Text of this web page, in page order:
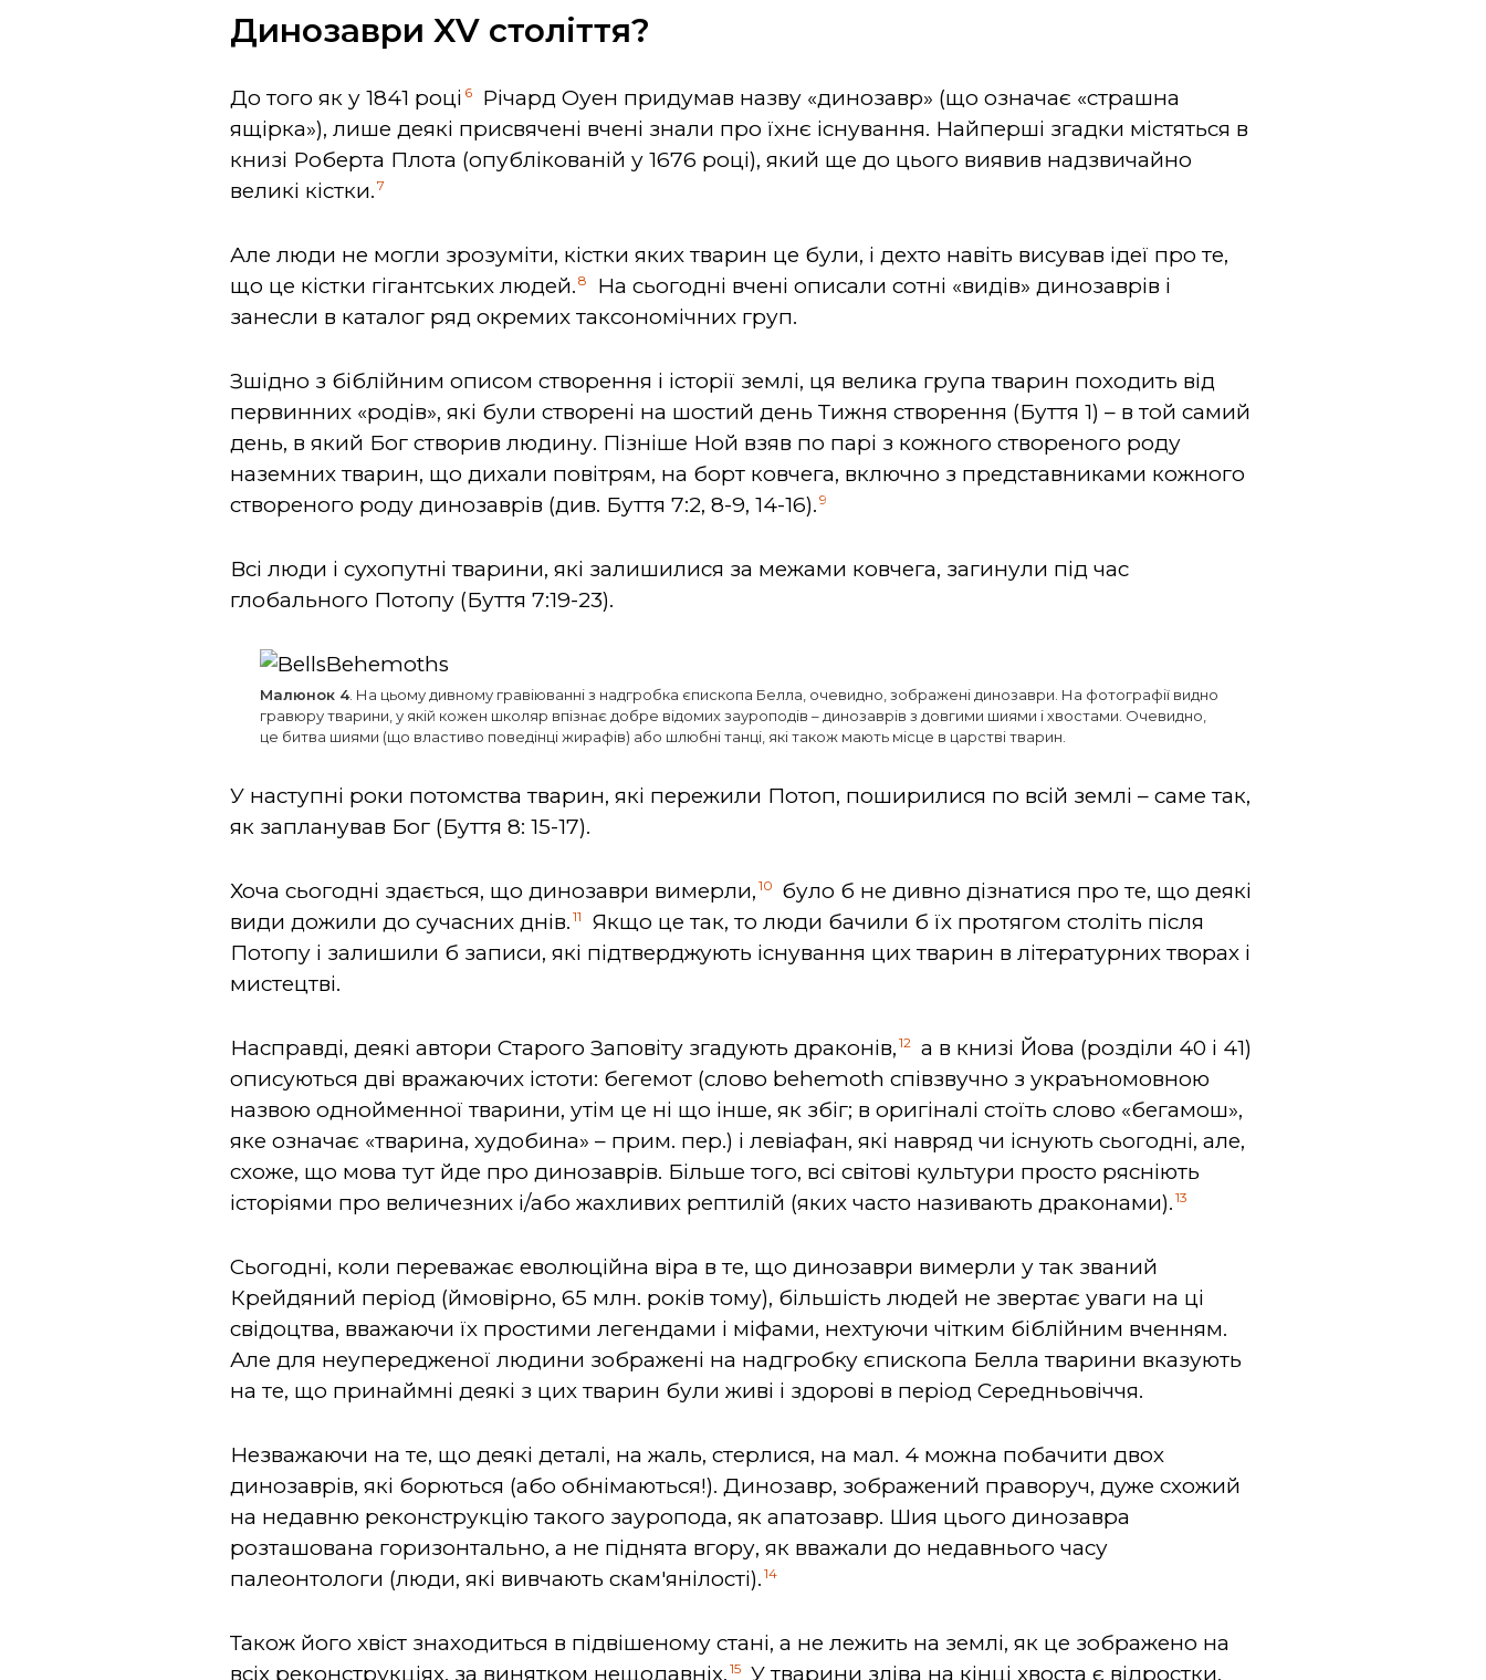
Динозаври XV століття?
До того як у 1841 році 6
Річард Оуен придумав назву «динозавр» (що означає «страшна
ящірка»), лише деякі присвячені вчені знали про їхнє існування. Найперші згадки містяться в
книзі Роберта Плота (опублікованій у 1676 році), який ще до цього виявив надзвичайно
великі кістки. 7
Але люди не могли зрозуміти, кістки яких тварин це були, і дехто навіть висував ідеї про те,
що це кістки гігантських людей. 8
На сьогодні вчені описали сотні «видів» динозаврів і
занесли в каталог ряд окремих таксономічних груп.
Зшідно з біблійним описом створення і історії землі, ця велика група тварин походить від
первинних «родів», які були створені на шостий день Тижня створення (Буття 1) – в той самий
день, в який Бог створив людину. Пізніше Ной взяв по парі з кожного створеного роду
наземних тварин, що дихали повітрям, на борт ковчега, включно з представниками кожного
створеного роду динозаврів (див. Буття 7:2, 8-9, 14-16). 9
Всі люди і сухопутні тварини, які залишилися за межами ковчега, загинули під час
глобального Потопу (Буття 7:19-23).
Малюнок 4. На цьому дивному гравіюванні з надгробка єпископа Белла, очевидно, зображені динозаври. На фотографії видно
гравюру тварини, у якій кожен школяр впізнає добре відомих зауроподів – динозаврів з довгими шиями і хвостами. Очевидно,
це битва шиями (що властиво поведінці жирафів) або шлюбні танці, які також мають місце в царстві тварин.
У наступні роки потомства тварин, які пережили Потоп, поширилися по всій землі – саме так,
як запланував Бог (Буття 8: 15-17).
Хоча сьогодні здається, що динозаври вимерли, 10
було б не дивно дізнатися про те, що деякі
види дожили до сучасних днів. 11
Якщо це так, то люди бачили б їх протягом століть після
Потопу і залишили б записи, які підтверджують існування цих тварин в літературних творах і
мистецтві.
Насправді, деякі автори Старого Заповіту згадують драконів, 12
а в книзі Йова (розділи 40 і 41)
описуються дві вражаючих істоти: бегемот (слово behemoth співзвучно з украъномовною
назвою однойменної тварини, утім це ні що інше, як збіг; в оригіналі стоїть слово «бегамош»,
яке означає «тварина, худобина» – прим. пер.) і левіафан, які навряд чи існують сьогодні, але,
схоже, що мова тут йде про динозаврів. Більше того, всі світові культури просто рясніють
історіями про величезних і/або жахливих рептилій (яких часто називають драконами). 13
Сьогодні, коли переважає еволюційна віра в те, що динозаври вимерли у так званий
Крейдяний період (ймовірно, 65 млн. років тому), більшість людей не звертає уваги на ці
свідоцтва, вважаючи їх простими легендами і міфами, нехтуючи чітким біблійним вченням.
Але для неупередженої людини зображені на надгробку єпископа Белла тварини вказують
на те, що принаймні деякі з цих тварин були живі і здорові в період Середньовіччя.
Незважаючи на те, що деякі деталі, на жаль, стерлися, на мал. 4 можна побачити двох
динозаврів, які борються (або обнімаються!). Динозавр, зображений праворуч, дуже схожий
на недавню реконструкцію такого зауропода, як апатозавр. Шия цього динозавра
розташована горизонтально, а не піднята вгору, як вважали до недавнього часу
палеонтологи (люди, які вивчають скам'янілості). 14
Також його хвіст знаходиться в підвішеному стані, а не лежить на землі, як це зображено на
всіх реконструкціях, за винятком нещодавніх. 15 У тварини зліва на кінці хвоста є відростки,